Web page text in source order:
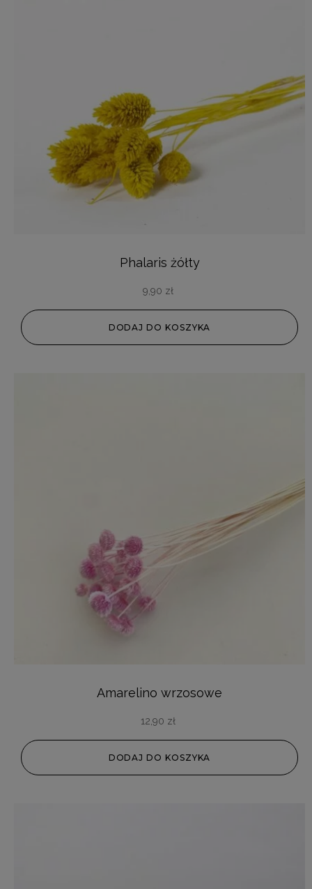
Phalaris żółty
9,90 zł
DODAJ DO KOSZYKA
Amarelino wrzosowe
12,90 zł
DODAJ DO KOSZYKA